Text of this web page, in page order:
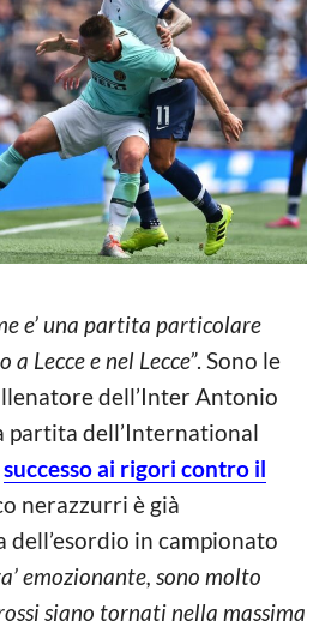
e’ una partita particolare
a Lecce e nel Lecce”. Sono le
dell’Inter Antonio
partita dell’International
successo ai rigori contro il
nerazzurri è già
in campionato
emozionante, sono molto
siano tornati nella massima